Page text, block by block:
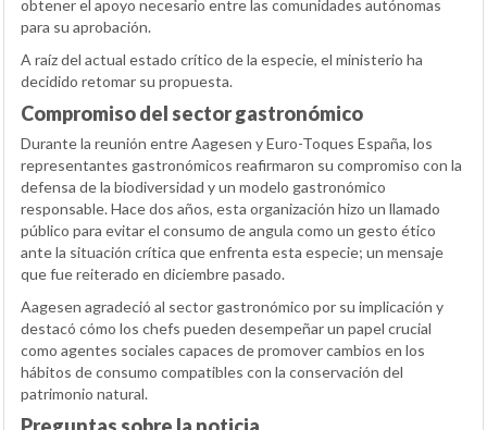
obtener el apoyo necesario entre las comunidades autónomas
para su aprobación.
A raíz del actual estado crítico de la especie, el ministerio ha
decidido retomar su propuesta.
Compromiso del sector gastronómico
Durante la reunión entre Aagesen y Euro-Toques España, los
representantes gastronómicos reafirmaron su compromiso con la
defensa de la biodiversidad y un modelo gastronómico
responsable. Hace dos años, esta organización hizo un llamado
público para evitar el consumo de angula como un gesto ético
ante la situación crítica que enfrenta esta especie; un mensaje
que fue reiterado en diciembre pasado.
Aagesen agradeció al sector gastronómico por su implicación y
destacó cómo los chefs pueden desempeñar un papel crucial
como agentes sociales capaces de promover cambios en los
hábitos de consumo compatibles con la conservación del
patrimonio natural.